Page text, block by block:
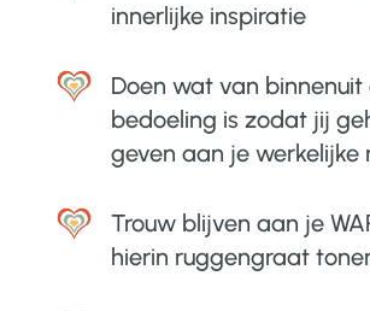
innerlijke inspiratie
Doen wat van binnenuit
bedoeling is zodat jij
geven aan je werkelijke
Trouw blijven aan je
hierin ruggengraat